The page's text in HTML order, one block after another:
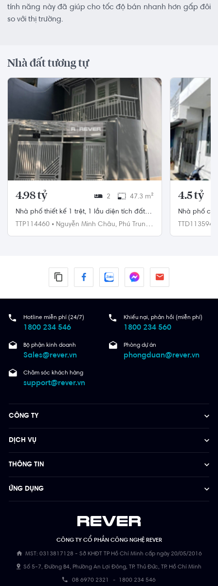
tính năng này đã giúp cho tốc độ bán nhanh hơn gấp đôi
so với thị trường.
Nhà đất tương tự
4.98 tỷ 2 47.3 m²
Nhà phố thiết kế 1 trệt, 1 lầu diện tích đất
47.3m2 có sổ hồng.
TTP114460 • Nguyễn Minh Châu, Phú Trung,
4.5 tỷ
Nhà phố có
trước nhà
TTD113594
Hotline miễn phí (24/7)
1800 234 546
Khiếu nại, phản hồi (miễn phí)
1800 234 560
Bộ phận kinh doanh
Sales@rever.vn
Phòng dự án
phongduan@rever.vn
Chăm sóc khách hàng
support@rever.vn
CÔNG TY CỔ PHẦN CÔNG NGHỆ REVER
MST: 0313817128 - Sở KHĐT TP Hồ Chí Minh cấp ngày 20/05/2016
Số 5-7, Đường B4, Phường An Lợi Đông, TP. Thủ Đức, TP. Hồ Chí Minh
08 6970 2321 - 1800 234 546
CÔNG TY
DỊCH VỤ
THÔNG TIN
ỨNG DỤNG